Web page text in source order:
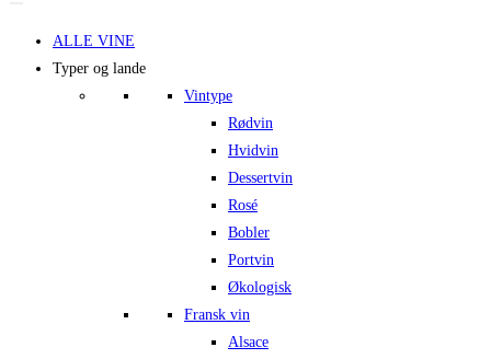
ALLE VINE
Typer og lande
Vintype
Rødvin
Hvidvin
Dessertvin
Rosé
Bobler
Portvin
Økologisk
Fransk vin
Alsace